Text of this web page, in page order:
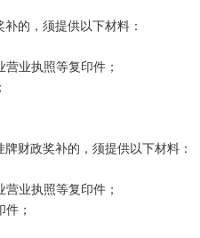
的，须提供以下材料：
业执照等复印件；
财政奖补的，须提供以下材料：
业执照等复印件；
；